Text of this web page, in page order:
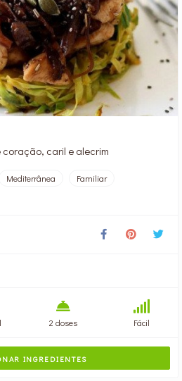
caril e alecrim
Mediterrânea
Familiar
2 doses Fácil
INGREDIENTES